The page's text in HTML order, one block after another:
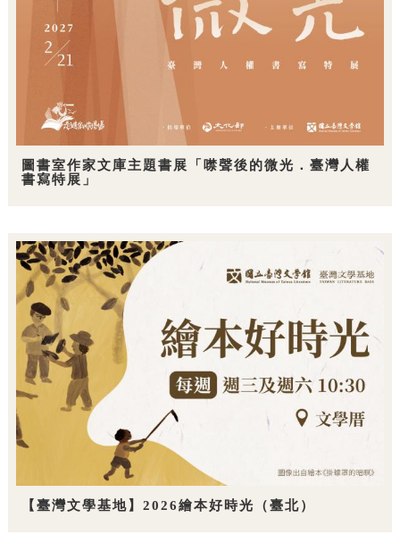
圖書室作家文庫主題書展「噤聲後的微光．臺灣人權
書寫特展」
【臺灣文學基地】2026繪本好時光（臺北）